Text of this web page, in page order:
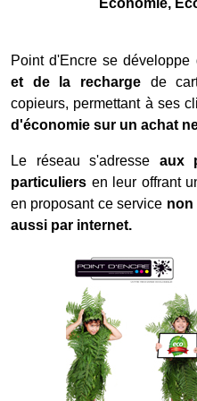
Point d'Encre se développe
et de la rechargede
copieurs, permettant à ses
d'économie sur un achat
Le réseau s'adresse aux
particuliers en leur offrant
en proposant ce service non
aussi par internet.